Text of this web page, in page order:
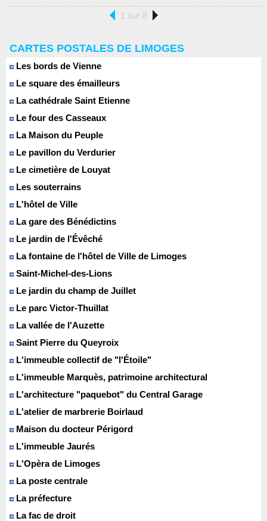
1 sur 8
CARTES POSTALES DE LIMOGES
Les bords de Vienne
Le square des émailleurs
La cathédrale Saint Etienne
Le four des Casseaux
La Maison du Peuple
Le pavillon du Verdurier
Le cimetière de Louyat
Les souterrains
L'hôtel de Ville
La gare des Bénédictins
Le jardin de l'Évêché
La fontaine de l'hôtel de Ville de Limoges
Saint-Michel-des-Lions
Le jardin du champ de Juillet
Le parc Victor-Thuillat
La vallée de l'Auzette
Saint Pierre du Queyroix
L'immeuble collectif de "l'Étoile"
L'immeuble Marquès, patrimoine architectural
L'architecture "paquebot" du Central Garage
L'atelier de marbrerie Boirlaud
Maison du docteur Périgord
L'immeuble Jaurés
L'Opèra de Limoges
La poste centrale
La préfecture
La fac de droit